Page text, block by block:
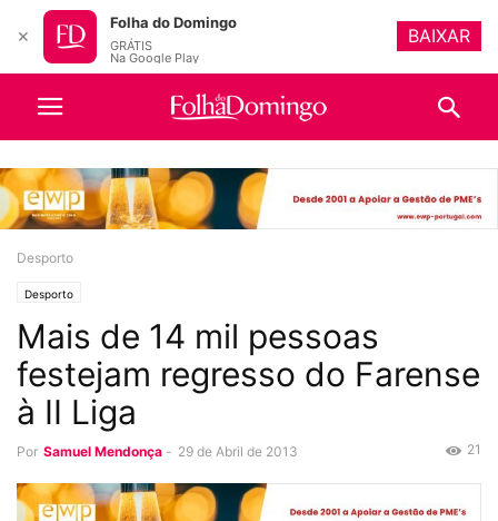
Desporto
Desporto
Mais de 14 mil pessoas
festejam regresso do Farense
à II Liga
Por Samuel Mendonça - 29 de Abril de 2013 21
✕
Folha do Domingo
GRÁTIS
Na Google Play
BAIXAR